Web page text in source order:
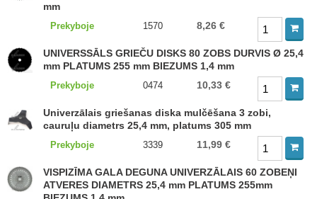
mm
Prekyboje 1570 8,26 €
UNIVERSSĀLS GRIEČU DISKS 80 ZOBS DURVIS Ø 25,4
mm PLATUMS 255 mm BIEZUMS 1,4 mm
Prekyboje 0474 10,33 €
Univerzālais griešanas diska mulčēšana 3 zobi,
cauruļu diametrs 25,4 mm, platums 305 mm
Prekyboje 3339 11,99 €
VISPIZĪMA GALA DEGUNA UNIVERZĀLAIS 60 ZOBEŅI
ATVERES DIAMETRS 25,4 mm PLATUMS 255mm